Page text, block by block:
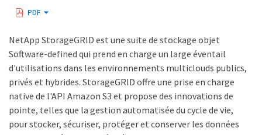
PDF
NetApp StorageGRID est une suite de stockage objet
Software-defined qui prend en charge un large éventail
d'utilisations dans les environnements multiclouds publics,
privés et hybrides. StorageGRID offre une prise en charge
native de l'API Amazon S3 et propose des innovations de
pointe, telles que la gestion automatisée du cycle de vie,
pour stocker, sécuriser, protéger et conserver les données